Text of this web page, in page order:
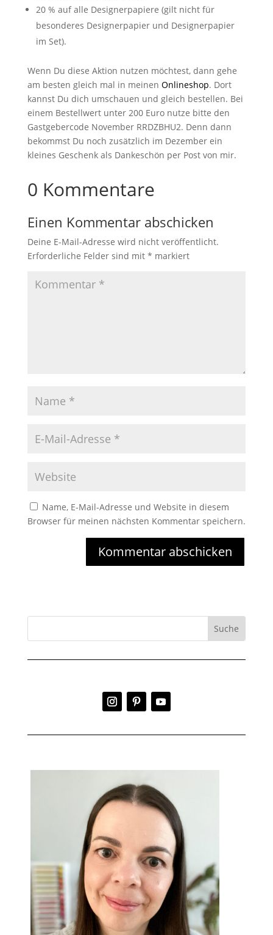
20 % auf alle Designerpapiere (gilt nicht für
besonderes Designerpapier und Designerpapier
im Set).
Wenn Du diese Aktion nutzen möchtest, dann gehe
am besten gleich mal in meinen Onlineshop. Dort
kannst Du dich umschauen und gleich bestellen. Bei
einem Bestellwert unter 200 Euro nutze bitte den
Gastgebercode November RRDZBHU2. Denn dann
bekommst Du noch zusätzlich im Dezember ein
kleines Geschenk als Dankeschön per Post von mir.
0 Kommentare
Einen Kommentar abschicken
Deine E-Mail-Adresse wird nicht veröffentlicht.
Erforderliche Felder sind mit * markiert
Name, E-Mail-Adresse und Website in diesem
Browser für meinen nächsten Kommentar speichern.
Kommentar abschicken